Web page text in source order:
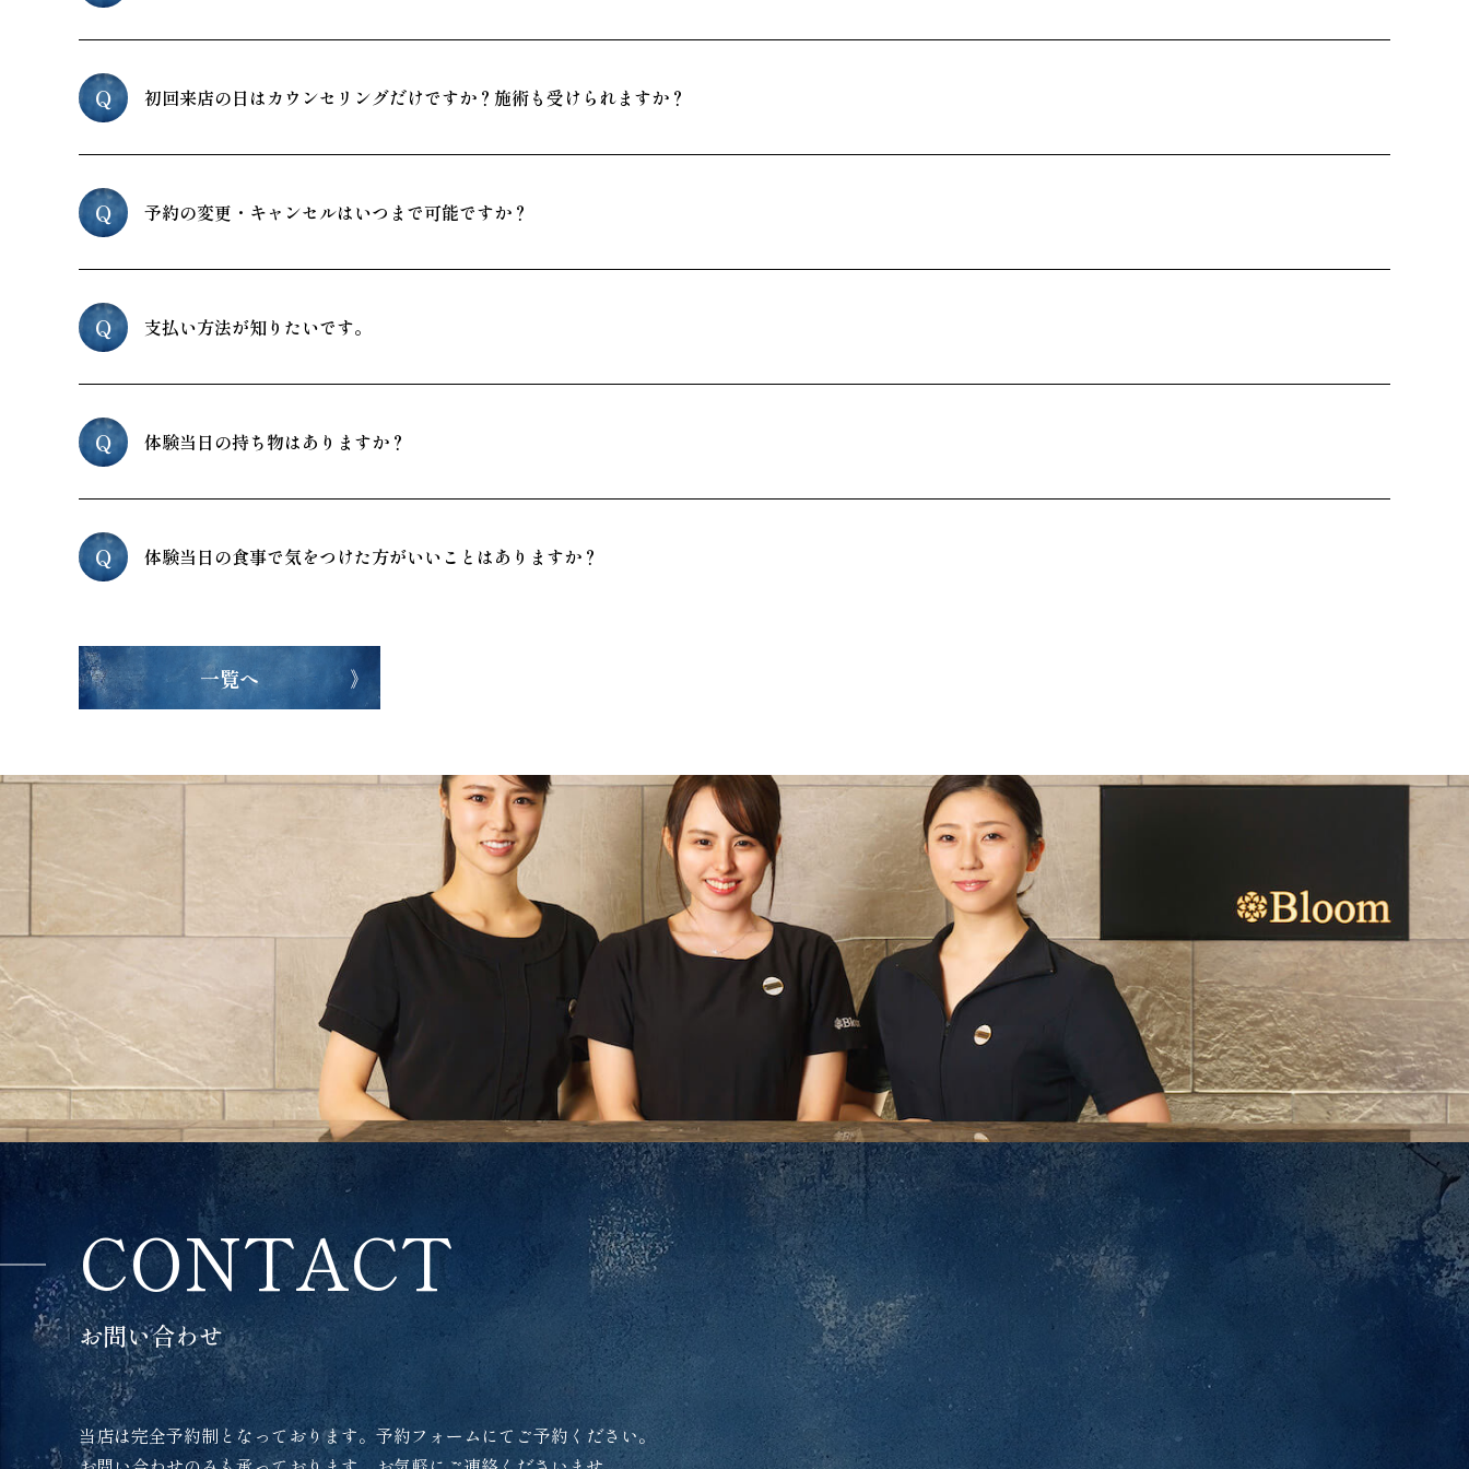
Q 初回来店の日はカウンセリングだけですか？施術も受けられますか？
Q 予約の変更・キャンセルはいつまで可能ですか？
Q 支払い方法が知りたいです。
Q 体験当日の持ち物はありますか？
Q 体験当日の食事で気をつけた方がいいことはありますか？
一覧へ
CONTACT
お問い合わせ
当店は完全予約制となっております。予約フォームにてご予約ください。